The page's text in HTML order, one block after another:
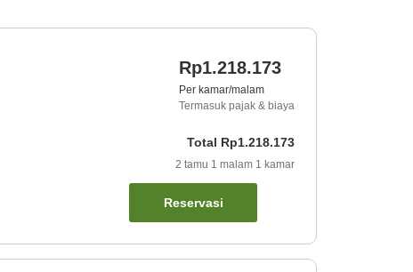
Rp1.218.173
Per kamar/malam
Termasuk pajak & biaya
Total Rp1.218.173
2 tamu 1 malam 1 kamar
Reservasi